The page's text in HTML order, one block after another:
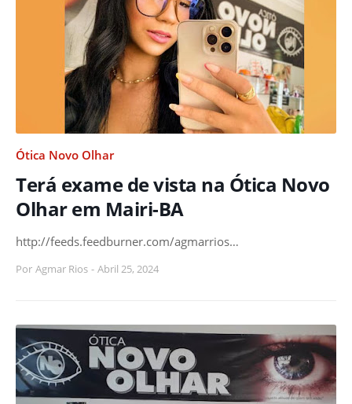
Ótica Novo Olhar
Terá exame de vista na Ótica Novo
Olhar em Mairi-BA
http://feeds.feedburner.com/agmarrios…
Por Agmar Rios - Abril 25, 2024